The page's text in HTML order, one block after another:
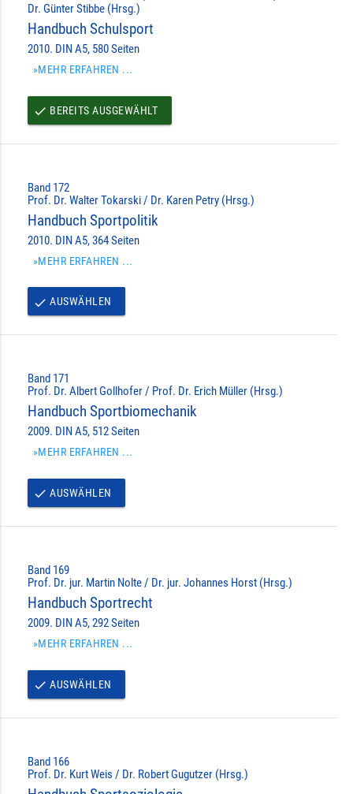
Dr. Günter Stibbe (Hrsg.)
Handbuch Schulsport
2010. DIN A5, 580 Seiten
»MEHR ERFAHREN ...
done BEREITS AUSGEWÄHLT
Band 172
Prof. Dr. Walter Tokarski / Dr. Karen Petry (Hrsg.)
Handbuch Sportpolitik
2010. DIN A5, 364 Seiten
»MEHR ERFAHREN ...
done AUSWÄHLEN
Band 171
Prof. Dr. Albert Gollhofer / Prof. Dr. Erich Müller (Hrsg.)
Handbuch Sportbiomechanik
2009. DIN A5, 512 Seiten
»MEHR ERFAHREN ...
done AUSWÄHLEN
Band 169
Prof. Dr. jur. Martin Nolte / Dr. jur. Johannes Horst (Hrsg.)
Handbuch Sportrecht
2009. DIN A5, 292 Seiten
»MEHR ERFAHREN ...
done AUSWÄHLEN
Band 166
Prof. Dr. Kurt Weis / Dr. Robert Gugutzer (Hrsg.)